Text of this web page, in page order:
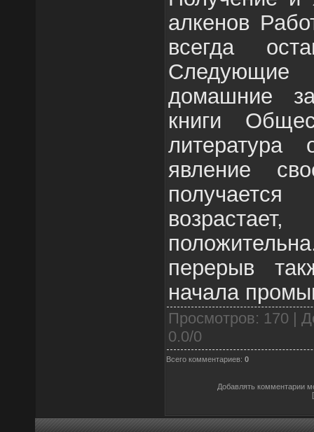
алкенов
всегда
Следующие
домашние
книги
литература
явление
перерыв
начала
Просмотров: 170 |
0.0/0
Всего комментариев: 0
Добавлять комментарии